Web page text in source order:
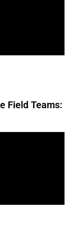
Field Teams: